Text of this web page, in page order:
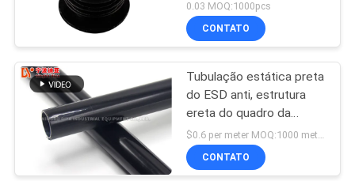
PRIVACY
POLICY
Tubulação magra
20
0.03 MOQ:1000pcs
CONTATO
Tubulação estática preta
do ESD anti, estrutura
ereta do quadro da
tubulação revestida
plástica
CONTATO